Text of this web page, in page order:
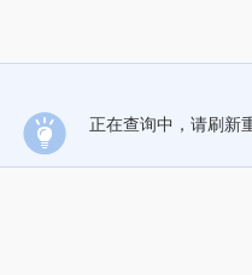
正在查询中，请刷新